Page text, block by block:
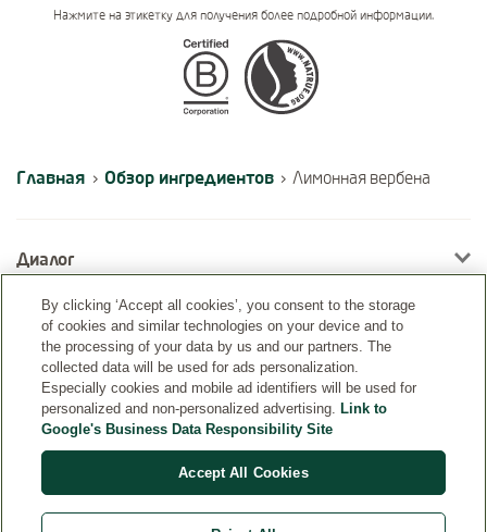
Certifications
Нажмите на этикетку для получения более подробной информации.
Главная › Обзор ингредиентов › Лимонная вербена
Диалог
Информация
By clicking ‘Accept all cookies’, you consent to the storage
of cookies and similar technologies on your device and to
the processing of your data by us and our partners. The
collected data will be used for ads personalization.
Especially cookies and mobile ad identifiers will be used for
personalized and non-personalized advertising. Link to
Google's Business Data Responsibility Site
Accept All Cookies